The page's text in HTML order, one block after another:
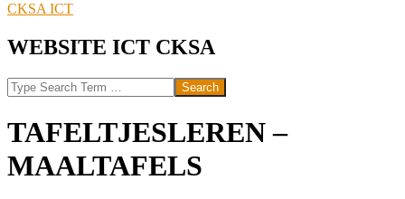
CKSA ICT
WEBSITE ICT CKSA
Search
TAFELTJESLEREN –
MAALTAFELS